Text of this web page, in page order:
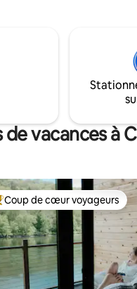
le réseau Rails to Trails
de Cook à seulement 20
Le Wi-Fi est
vacances à
de cœur voyageurs
Coup de cœur voyageurs